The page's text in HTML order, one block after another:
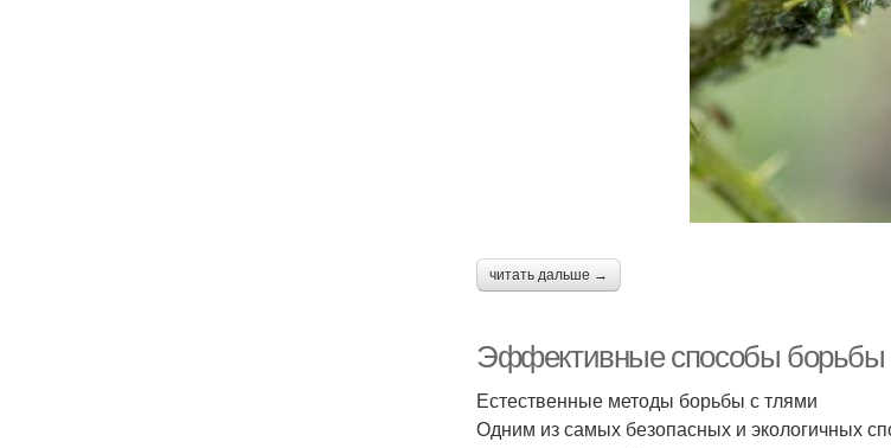
читать дальше →
Эффективные способы борьбы
Естественные методы борьбы с тлями
Одним из самых безопасных и экологичных